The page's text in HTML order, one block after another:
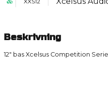
Beskrivning
12" bas Xcelsus Competition